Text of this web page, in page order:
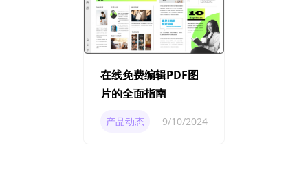
在线免费编辑PDF图
片的全面指南
产品动态 9/10/2024